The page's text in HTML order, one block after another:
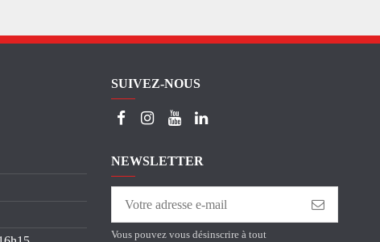
SUIVEZ-NOUS
NEWSLETTER
Vous pouvez vous désinscrire à tout